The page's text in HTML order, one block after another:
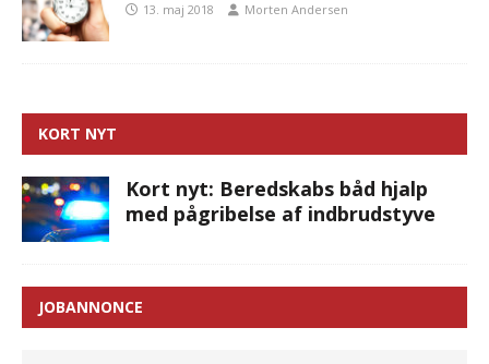
13. maj 2018 Morten Andersen
KORT NYT
Kort nyt: Beredskabs båd hjalp
med pågribelse af indbrudstyve
JOBANNONCE